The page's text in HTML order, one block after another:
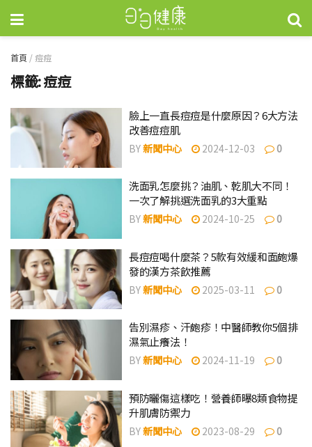
首頁 /痘痘
標籤:痘痘
臉上一直長痘痘是什麼原因？6大方法
改善痘痘肌
BY新聞中心 2024-12-03 0
洗面乳怎麼挑？油肌、乾肌大不同！
一次了解挑選洗面乳的3大重點
BY新聞中心 2024-10-25 0
長痘痘喝什麼茶？5款有效緩和面皰爆
發的漢方茶飲推薦
BY新聞中心 2025-03-11 0
告別濕疹、汗皰疹！中醫師教你5個排
濕氣止癢法！
BY新聞中心 2024-11-19 0
預防曬傷這樣吃！營養師曝8類食物提
升肌膚防禦力
BY新聞中心 2023-08-29 0